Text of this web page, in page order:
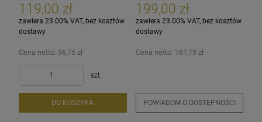
119,00 zł
zawiera 23.00% VAT, bez kosztów
dostawy
Cena netto: 96,75 zł
szt.
DO KOSZYKA
199,00 zł
zawiera 23.00% VAT, bez kosztów
dostawy
Cena netto: 161,79 zł
POWIADOM O DOSTĘPNOŚCI